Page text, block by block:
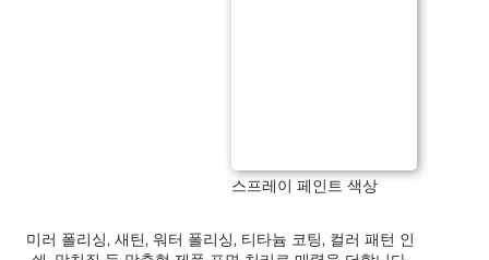
스프레이 페인트 색상
미러 폴리싱, 새틴, 워터 폴리싱, 티타늄 코팅, 컬러 패턴 인